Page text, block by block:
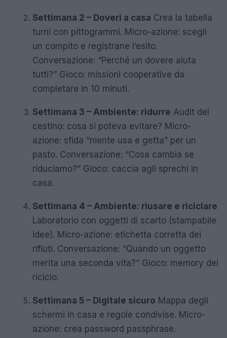
Settimana 2 – Doveri a casa Crea la tabella
turni con pittogrammi. Micro-azione: scegli
un compito e registrane l’esito.
Conversazione: “Perché un dovere aiuta
tutti?” Gioco: missioni cooperative da
completare in 10 minuti.
Settimana 3 – Ambiente: ridurre Audit del
cestino: cosa si poteva evitare? Micro-
azione: sfida “niente usa e getta” per un
pasto. Conversazione: “Cosa cambia se
riduciamo?” Gioco: caccia agli sprechi in
casa.
Settimana 4 – Ambiente: riusare e riciclare
Laboratorio con oggetti di scarto (stampabile
idee). Micro-azione: etichetta corretta dei
rifiuti. Conversazione: “Quando un oggetto
merita una seconda vita?” Gioco: memory del
riciclo.
Settimana 5 – Digitale sicuro Mappa degli
schermi in casa e regole condivise. Micro-
azione: crea password passphrase.